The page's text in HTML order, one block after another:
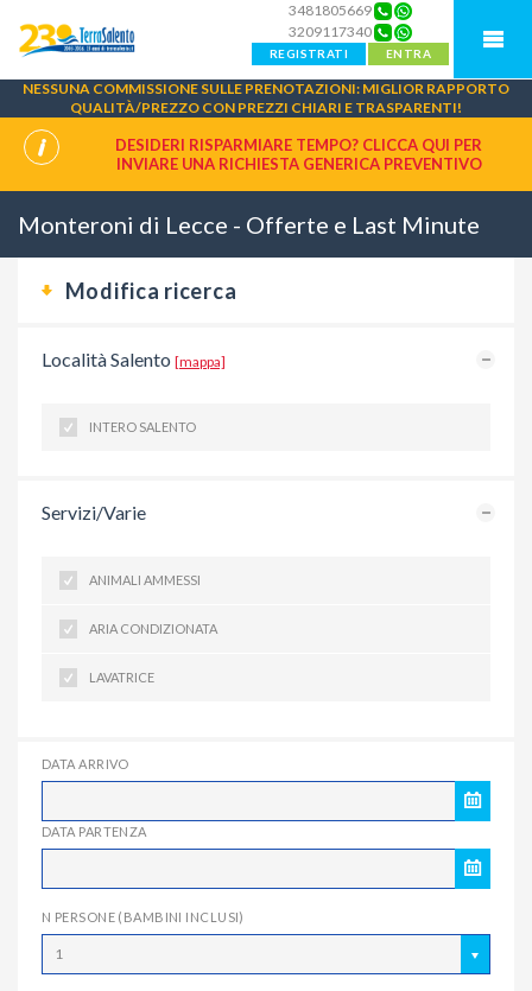
3481805669
3209117340
REGISTRATI ENTRA
NESSUNA COMMISSIONE SULLE PRENOTAZIONI: MIGLIOR RAPPORTO
QUALITÀ/PREZZO CON PREZZI CHIARI E TRASPARENTI!
DESIDERI RISPARMIARE TEMPO? CLICCA QUI PER
INVIARE UNA RICHIESTA GENERICA PREVENTIVO
Monteroni di Lecce - Offerte e Last Minute
Modifica ricerca
Località Salento [mappa]
INTERO SALENTO
Servizi/Varie
ANIMALI AMMESSI
ARIA CONDIZIONATA
LAVATRICE
DATA ARRIVO
DATA PARTENZA
N PERSONE (BAMBINI INCLUSI)
1